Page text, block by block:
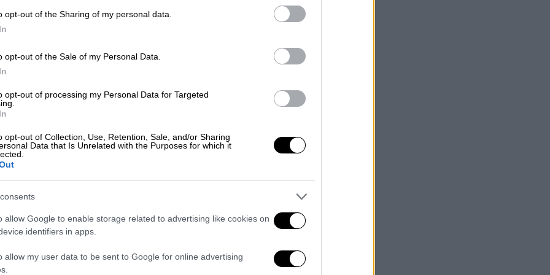
opt-out of the Sharing of my personal data.
opt-out of the Sale of my Personal Data.
opt-out of processing my Personal Data for Targeted
opt-out of Collection, Use, Retention, Sale, and/or Sharing
Data that Is Unrelated with the Purposes for which it
allow Google to enable storage related to advertising like cookies on
identifiers in apps.
allow my user data to be sent to Google for online advertising
Οι γυναίκες του ΠΑΟΚ πήραν το
οδεύουν ολοταχώς για ακόμα ένα
πρωτάθλημα
Παναθηναϊκού στη Θεσσαλονίκη
Αθλητισμός
Φουλ επίθεση απ' τις παίκτριες